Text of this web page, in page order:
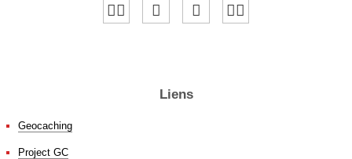
Liens
Geocaching
Project GC